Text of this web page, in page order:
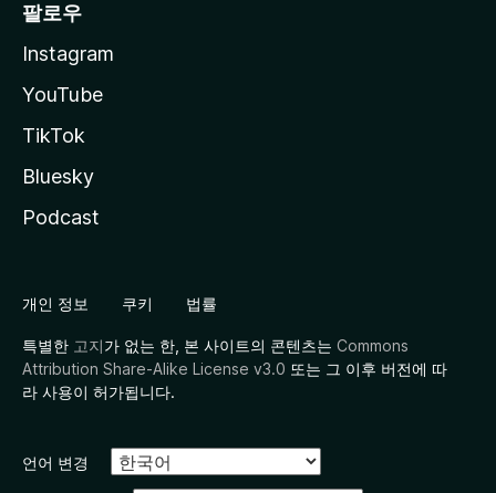
팔로우
Instagram
YouTube
TikTok
Bluesky
Podcast
개인 정보 쿠키 법률
특별한 고지가 없는 한, 본 사이트의 콘텐츠는 Commons
Attribution Share-Alike License v3.0 또는 그 이후 버전에 따
라 사용이 허가됩니다.
언어 변경